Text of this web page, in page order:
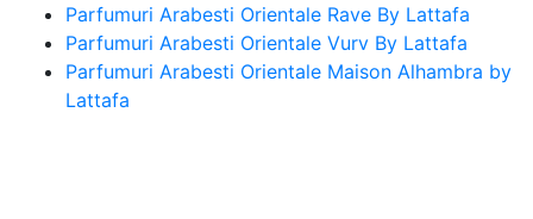
Parfumuri Arabesti Orientale Rave By Lattafa
Parfumuri Arabesti Orientale Vurv By Lattafa
Parfumuri Arabesti Orientale Maison Alhambra by
Lattafa